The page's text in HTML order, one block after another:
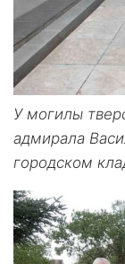
У могилы
адмирала
городском